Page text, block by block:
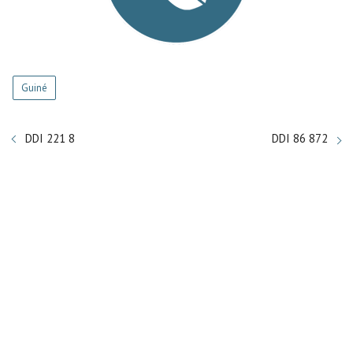
Guiné
DDI 221 8 DDI 86 872